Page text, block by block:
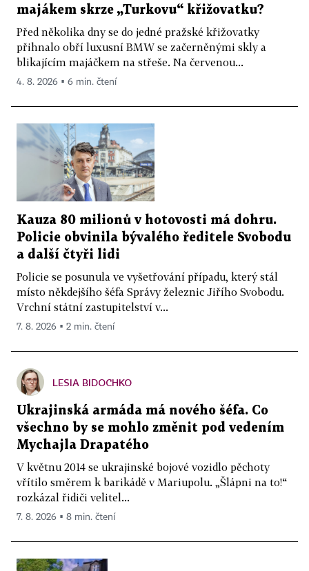
majákem skrze „Turkovu“ křižovatku?
Před několika dny se do jedné pražské křižovatky
přihnalo obří luxusní BMW se začerněnými skly a
blikajícím majáčkem na střeše. Na červenou...
4. 8. 2026 ▪ 6 min. čtení
Kauza 80 milionů v hotovosti má dohru.
Policie obvinila bývalého ředitele Svobodu
a další čtyři lidi
Policie se posunula ve vyšetřování případu, který stál
místo někdejšího šéfa Správy železnic Jiřího Svobodu.
Vrchní státní zastupitelství v...
7. 8. 2026 ▪ 2 min. čtení
LESIA BIDOCHKO
Ukrajinská armáda má nového šéfa. Co
všechno by se mohlo změnit pod vedením
Mychajla Drapatého
V květnu 2014 se ukrajinské bojové vozidlo pěchoty
vřítilo směrem k barikádě v Mariupolu. „Šlápni na to!“
rozkázal řidiči velitel...
7. 8. 2026 ▪ 8 min. čtení